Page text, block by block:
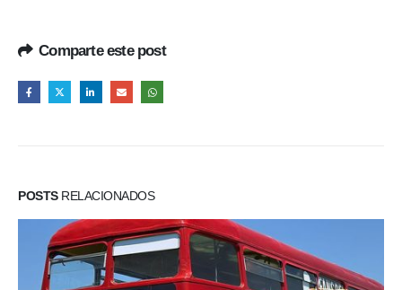
Comparte este post
POSTSRELACIONADOS